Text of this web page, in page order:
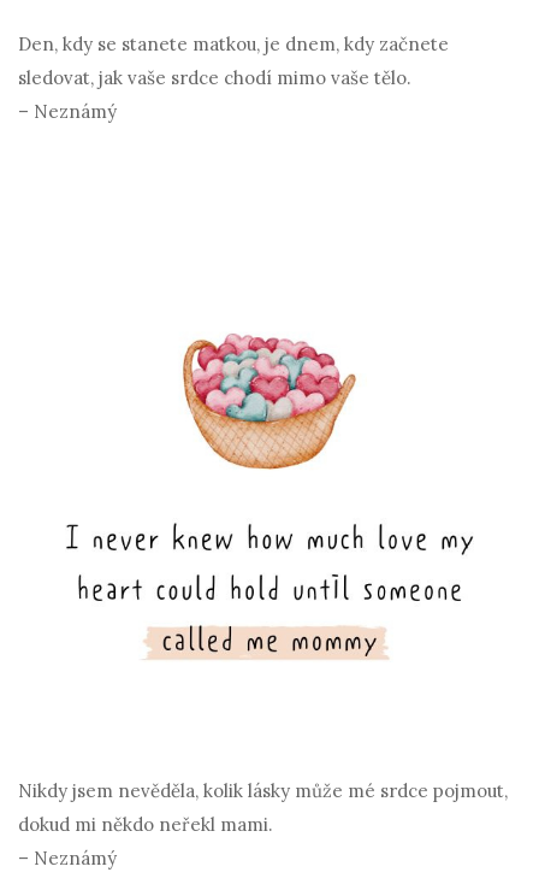
Den, kdy se stanete matkou, je dnem, kdy začnete
sledovat, jak vaše srdce chodí mimo vaše tělo.
– Neznámý
Nikdy jsem nevěděla, kolik lásky může mé srdce pojmout,
dokud mi někdo neřekl mami.
– Neznámý